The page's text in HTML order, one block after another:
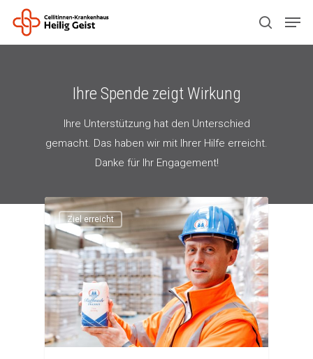
zum Schließen.
Ihre Spende zeigt Wirkung
Ihre Unterstützung hat den Unterschied
gemacht. Das haben wir mit Ihrer Hilfe erreicht.
Danke für Ihr Engagement!
Ziel erreicht